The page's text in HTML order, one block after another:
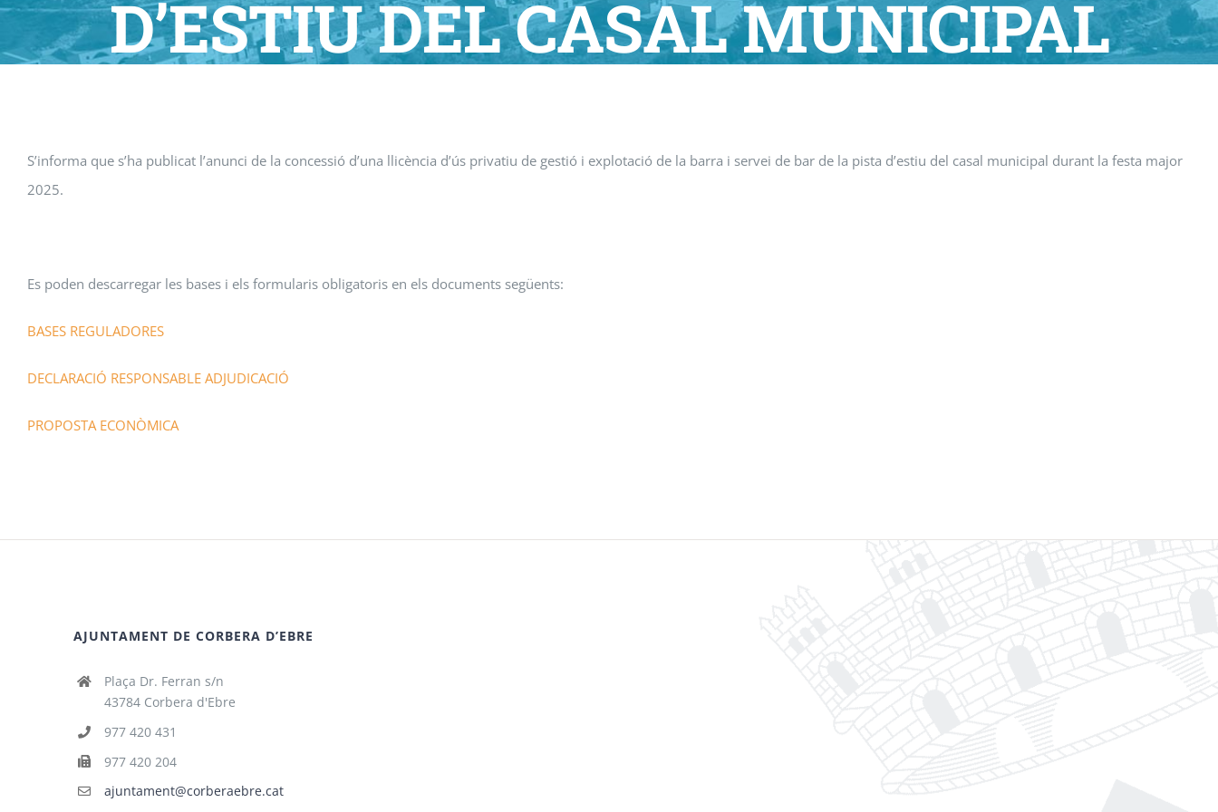
D’ESTIU DEL CASAL MUNICIPAL
S’informa que s’ha publicat l’anunci de la concessió d’una llicència d’ús privatiu de gestió i explotació de la barra i servei de bar de la pista d’estiu del casal municipal durant la festa major
2025.
Es poden descarregar les bases i els formularis obligatoris en els documents següents:
BASES REGULADORES
DECLARACIÓ RESPONSABLE ADJUDICACIÓ
PROPOSTA ECONÒMICA
AJUNTAMENT DE CORBERA D’EBRE
Plaça Dr. Ferran s/n
43784 Corbera d'Ebre
977 420 431
977 420 204
ajuntament@corberaebre.cat